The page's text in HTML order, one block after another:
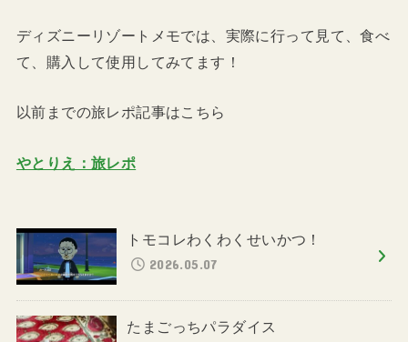
ディズニーリゾートメモでは、実際に行って見て、食べ
て、購入して使用してみてます！
以前までの旅レポ記事はこちら
やとりえ：旅レポ
トモコレわくわくせいかつ！
2026.05.07
たまごっちパラダイス